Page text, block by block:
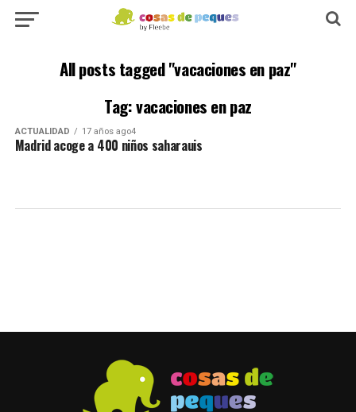
All posts tagged "vacaciones en paz"
Tag: vacaciones en paz
ACTUALIDAD 17 años ago4
Madrid acoge a 400 niños saharauis